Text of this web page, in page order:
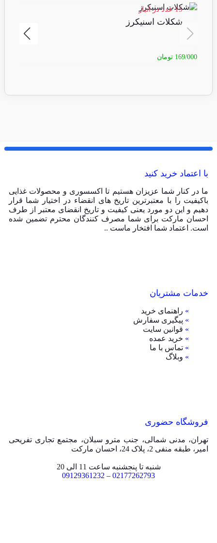
15 عدد در انبار
شکلات اسنیکرز
169/000 تومان
با اعتماد خرید کنید
ما در کنار شما عزیزان هستیم تا اکسسوری و محصولات غذایی
باکیفیت را با معتبرترین تاریخ های انقضاء در اختیار شما قرار
دهیم و این دو مورد یعنی کیفیت و تاریخ انقضای معتبر از طرف
احسان مارکت برای شما مصرف کنندگان محترم تضمین شده
است. اعتماد شما افتخار ماست ..
خدمات مشتریان
» راهنمای خرید
» پیگیری سفارش
» قوانین سایت
» خرید عمده
» تماس با ما
» وبلاگ
فروشگاه حضوری
تهران، مدنی شمالی، جنب مترو سبلان، مجتمع تجاری تفریحی
امیر، طبقه منفی 2، پلاک 24، احسان مارکت
شنبه تا پنجشنبه ساعت 11 الی 20
02177262793
–
09129361232